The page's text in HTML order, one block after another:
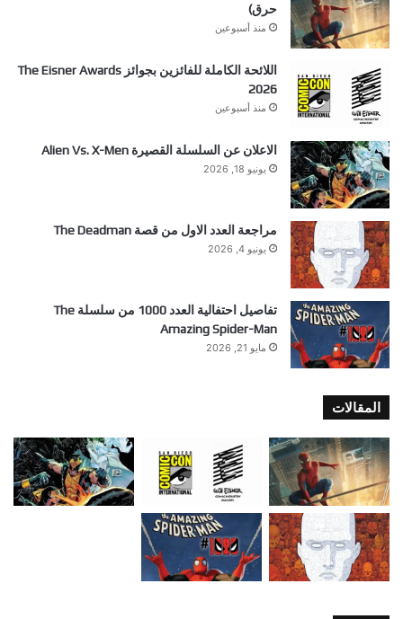
حرق)
منذ أسبوعين
اللائحة الكاملة للفائزين بجوائز The Eisner Awards
2026
منذ أسبوعين
الاعلان عن السلسلة القصيرة Alien Vs. X-Men
يونيو 18, 2026
مراجعة العدد الاول من قصة The Deadman
يونيو 4, 2026
تفاصيل احتفالية العدد 1000 من سلسلة The
Amazing Spider-Man
مايو 21, 2026
المقالات